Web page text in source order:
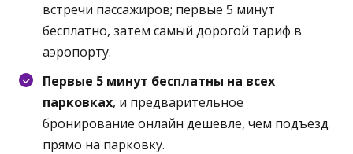
встречи пассажиров; первые 5 минут
бесплатно, затем самый дорогой тариф в
аэропорту.
Первые 5 минут бесплатны на всех
парковках, и предварительное
бронирование онлайн дешевле, чем подъезд
прямо на парковку.